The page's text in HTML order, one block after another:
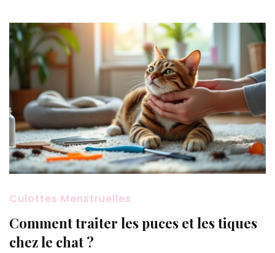
Culottes Menstruelles
Comment traiter les puces et les tiques
chez le chat ?